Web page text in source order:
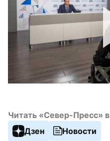
Читать «Север-Пресс» в
Дзен
Новости